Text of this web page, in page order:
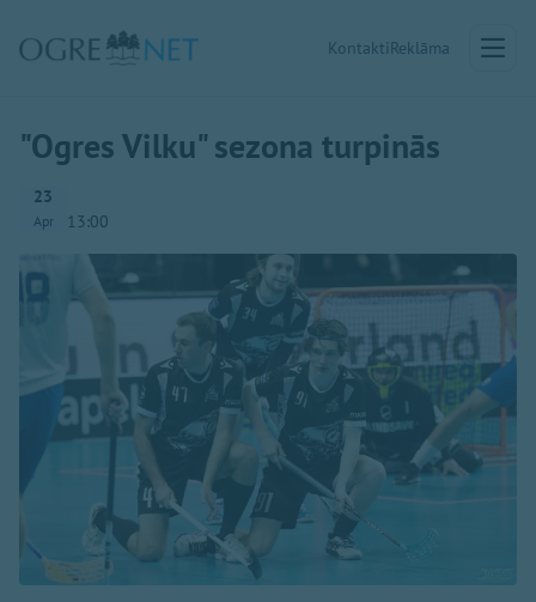
KontaktiReklāma
"Ogres Vilku" sezona turpinās
23
Apr 13:00